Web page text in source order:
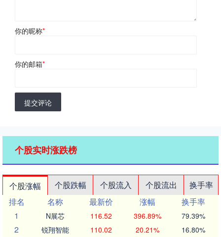
你的昵称*
你的邮箱*
提交评论
个股实时涨跌榜
个股涨幅 个股跌幅 个股流入 个股流出
换手率
排名
名称 最新价 涨幅
换手率
1
N展芯 116.52 396.89% 79.39%
2 锐翔智能 110.02 20.21% 16.80%